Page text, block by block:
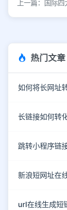
热门文章
如何将长网址
长链接如何转
跳转小程序链
新浪短网址在
url在线生成短